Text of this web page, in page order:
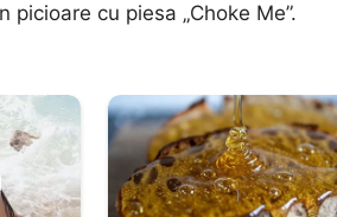
picioare cu piesa „Choke Me”.